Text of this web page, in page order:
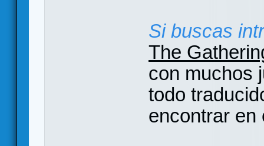
Si buscas
The
con muchos
todo
encontrar en